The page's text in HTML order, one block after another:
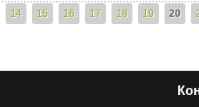
14 15 16 17 18 19 20